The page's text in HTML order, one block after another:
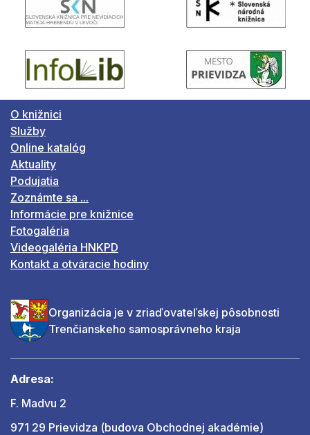
O knižnici
Služby
Online katalóg
Aktuality
Podujatia
Zoznámte sa ...
Informácie pre knižnice
Fotogaléria
Videogaléria HNKPD
Kontakt a otváracie hodiny
Organizácia je v zriaďovateľskej pôsobnosti
Trenčianskeho samosprávneho kraja
Adresa:
F. Madvu 2
971 29 Prievidza (budova Obchodnej akadémie)